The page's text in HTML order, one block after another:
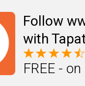
Follow
with
FREE -